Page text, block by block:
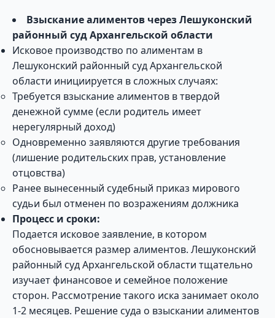
Взыскание алиментов через Лешуконский
районный суд Архангельской области
Исковое производство по алиментам в
Лешуконский районный суд Архангельской
области инициируется в сложных случаях:
Требуется взыскание алиментов в твердой
денежной сумме (если родитель имеет
нерегулярный доход)
Одновременно заявляются другие требования
(лишение родительских прав, установление
отцовства)
Ранее вынесенный судебный приказ мирового
судьи был отменен по возражениям должника
Процесс и сроки:
Подается исковое заявление, в котором
обосновывается размер алиментов. Лешуконский
районный суд Архангельской области тщательно
изучает финансовое и семейное положение
сторон. Рассмотрение такого иска занимает около
1-2 месяцев. Решение суда о взыскании алиментов